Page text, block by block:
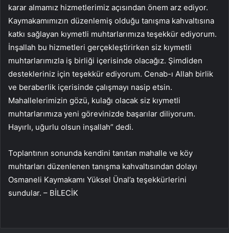
karar almamız hizmetlerimiz açısından önem arz ediyor.
Kaymakamımızın düzenlemiş olduğu tanışma kahvaltısına
katkı sağlayan kıymetli muhtarlarımıza teşekkür ediyorum.
İnşallah bu hizmetleri gerçekleştirirken siz kıymetli
muhtarlarımızla iş birliği içerisinde olacağız. Şimdiden
destekleriniz için teşekkür ediyorum. Cenab-ı Allah birlik
ve beraberlik içerisinde çalışmayı nasip etsin.
Mahallelerimizin gözü, kulağı olacak siz kıymetli
muhtarlarımıza yeni görevinizde başarılar diliyorum.
Hayırlı, uğurlu olsun inşallah” dedi.
Toplantının sonunda kendini tanıtan mahalle ve köy
muhtarları düzenlenen tanışma kahvaltısından dolayı
Osmaneli Kaymakamı Yüksel Ünal’a teşekkürlerini
sundular. – BİLECİK